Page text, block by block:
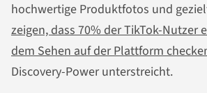
hochwertige Produktfotos und
zeigen, dass 70% der TikTok-Nutzer
dem Sehen auf der Plattform
Discovery-Power unterstreicht.